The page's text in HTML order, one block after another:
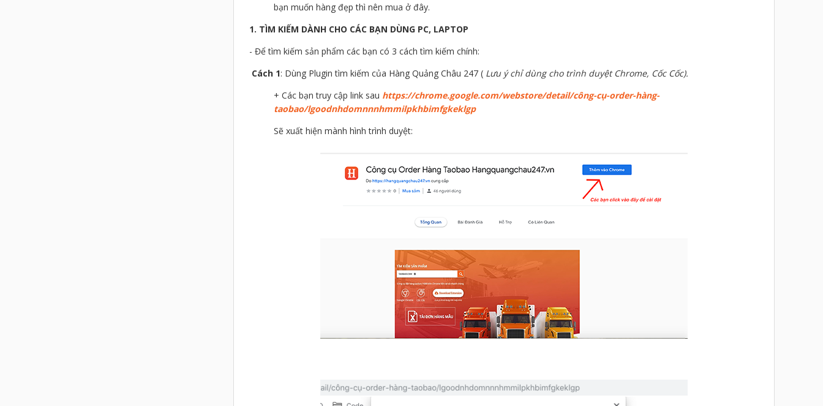
bạn muốn hàng đẹp thì nên mua ở đây.
1. TÌM KIẾM DÀNH CHO CÁC BẠN DÙNG PC, LAPTOP
- Để tìm kiếm sản phẩm các bạn có 3 cách tìm kiếm chính:
Cách 1: Dùng Plugin tìm kiếm của Hàng Quảng Châu 247 ( Lưu ý chỉ dùng cho trình duyệt Chrome, Cốc Cốc).
+ Các bạn truy cập link sau https://chrome.google.com/webstore/detail/công-cụ-order-hàng-
taobao/lgoodnhdomnnnhmmilpkhbimfgkeklgp
Sẽ xuất hiện mành hình trình duyệt: